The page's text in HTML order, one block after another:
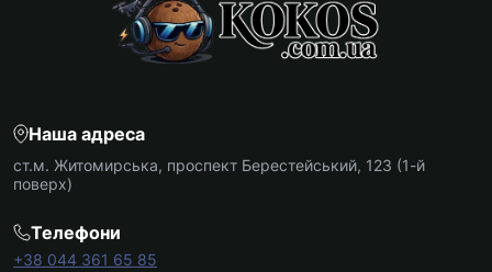
Наша адреса
ст.м. Житомирська, проспект Берестейський, 123 (1-й
поверх)
Телефони
+38 044 361 65 85